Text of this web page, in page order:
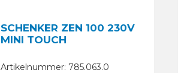
SCHENKER ZEN 100 230V
MINI TOUCH
Artikelnummer: 785.063.0